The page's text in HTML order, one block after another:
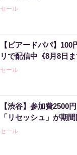
セール
【ビアードパパ】
リで配信中《8月8日
セール
【渋谷】参加費2500
「リセッシュ」が期
セール